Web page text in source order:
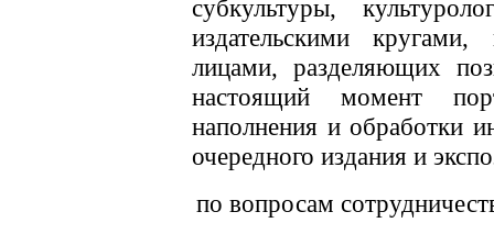
субкультуры,
издательскими
лицами, разделяющих
настоящий момент
наполнения и обработки
очередного издания и
по вопросам